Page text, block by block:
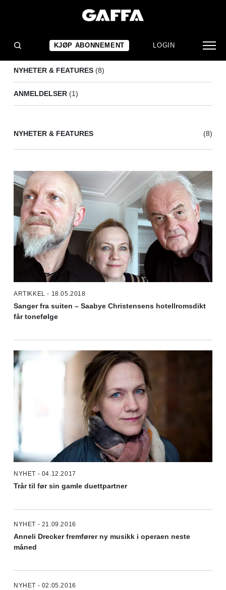
KJØP ABONNEMENT LOGIN
NYHETER & FEATURES (8)
ANMELDELSER (1)
NYHETER & FEATURES (8)
ARTIKKEL - 18.05.2018
Sanger fra suiten – Saabye Christensens hotellromsdikt
får tonefølge
NYHET - 04.12.2017
Trår til før sin gamle duettpartner
NYHET - 21.09.2016
Anneli Drecker fremfører ny musikk i operaen neste
måned
NYHET - 02.05.2016